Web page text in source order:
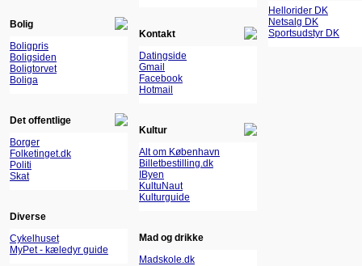
Bolig
Boligpris
Boligsiden
Boligtorvet
Boliga
Det offentlige
Borger
Folketinget.dk
Politi
Skat
Diverse
Cykelhuset
MyPet - kæledyr guide
Kontakt
Datingside
Gmail
Facebook
Hotmail
Kultur
Alt om København
Billetbestilling.dk
IByen
KultuNaut
Kulturguide
Mad og drikke
Madskole.dk
Hellorider DK
Netsalg DK
Sportsudstyr DK